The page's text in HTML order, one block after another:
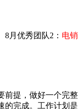
8月优秀团队2： 电销
提，做好一个完整
的完成。工作计划是